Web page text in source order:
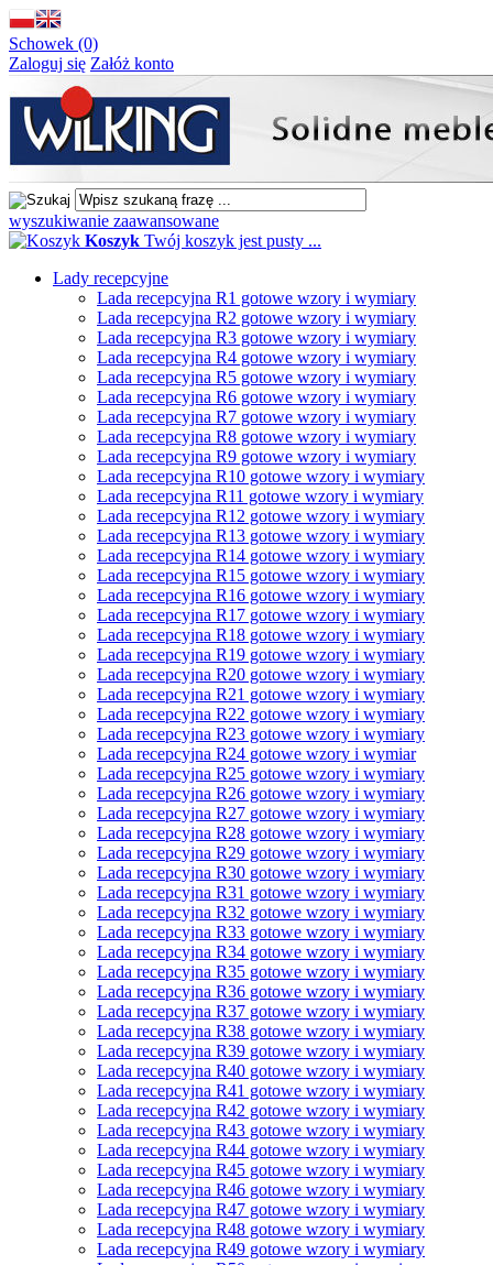
Schowek (0)
Zaloguj się Załóż konto
wyszukiwanie zaawansowane
Koszyk Twój koszyk jest pusty ...
Lady recepcyjne
Lada recepcyjna R1 gotowe wzory i wymiary
Lada recepcyjna R2 gotowe wzory i wymiary
Lada recepcyjna R3 gotowe wzory i wymiary
Lada recepcyjna R4 gotowe wzory i wymiary
Lada recepcyjna R5 gotowe wzory i wymiary
Lada recepcyjna R6 gotowe wzory i wymiary
Lada recepcyjna R7 gotowe wzory i wymiary
Lada recepcyjna R8 gotowe wzory i wymiary
Lada recepcyjna R9 gotowe wzory i wymiary
Lada recepcyjna R10 gotowe wzory i wymiary
Lada recepcyjna R11 gotowe wzory i wymiary
Lada recepcyjna R12 gotowe wzory i wymiary
Lada recepcyjna R13 gotowe wzory i wymiary
Lada recepcyjna R14 gotowe wzory i wymiary
Lada recepcyjna R15 gotowe wzory i wymiary
Lada recepcyjna R16 gotowe wzory i wymiary
Lada recepcyjna R17 gotowe wzory i wymiary
Lada recepcyjna R18 gotowe wzory i wymiary
Lada recepcyjna R19 gotowe wzory i wymiary
Lada recepcyjna R20 gotowe wzory i wymiary
Lada recepcyjna R21 gotowe wzory i wymiary
Lada recepcyjna R22 gotowe wzory i wymiary
Lada recepcyjna R23 gotowe wzory i wymiary
Lada recepcyjna R24 gotowe wzory i wymiar
Lada recepcyjna R25 gotowe wzory i wymiary
Lada recepcyjna R26 gotowe wzory i wymiary
Lada recepcyjna R27 gotowe wzory i wymiary
Lada recepcyjna R28 gotowe wzory i wymiary
Lada recepcyjna R29 gotowe wzory i wymiary
Lada recepcyjna R30 gotowe wzory i wymiary
Lada recepcyjna R31 gotowe wzory i wymiary
Lada recepcyjna R32 gotowe wzory i wymiary
Lada recepcyjna R33 gotowe wzory i wymiary
Lada recepcyjna R34 gotowe wzory i wymiary
Lada recepcyjna R35 gotowe wzory i wymiary
Lada recepcyjna R36 gotowe wzory i wymiary
Lada recepcyjna R37 gotowe wzory i wymiary
Lada recepcyjna R38 gotowe wzory i wymiary
Lada recepcyjna R39 gotowe wzory i wymiary
Lada recepcyjna R40 gotowe wzory i wymiary
Lada recepcyjna R41 gotowe wzory i wymiary
Lada recepcyjna R42 gotowe wzory i wymiary
Lada recepcyjna R43 gotowe wzory i wymiary
Lada recepcyjna R44 gotowe wzory i wymiary
Lada recepcyjna R45 gotowe wzory i wymiary
Lada recepcyjna R46 gotowe wzory i wymiary
Lada recepcyjna R47 gotowe wzory i wymiary
Lada recepcyjna R48 gotowe wzory i wymiary
Lada recepcyjna R49 gotowe wzory i wymiary